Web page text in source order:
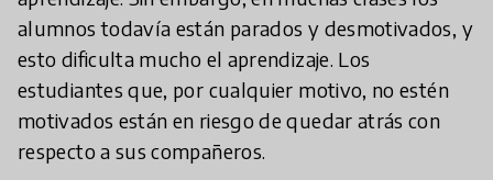
alumnos todavía están parados y desmotivados, y
esto dificulta mucho el aprendizaje. Los
estudiantes que, por cualquier motivo, no estén
motivados están en riesgo de quedar atrás con
respecto a sus compañeros.